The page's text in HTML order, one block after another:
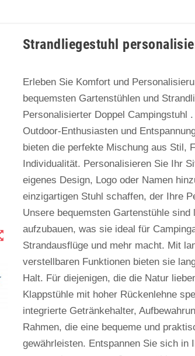
Strandliegestuhl
Erleben Sie Komfort und
bequemsten Gartenstühlen und
Personalisierter Doppel Campingstuhl
Outdoor-Enthusiasten und
bieten die perfekte Mischung aus Stil,
Individualität. Personalisieren Sie Ihr
eigenes Design, Logo oder Namen
einzigartigen Stuhl schaffen, der Ihre
Unsere bequemsten Gartenstühle
aufzubauen, was sie ideal für
Strandausflüge und mehr macht. Mit
verstellbaren Funktionen bieten sie
Halt. Für diejenigen, die die Natur
Klappstühle mit hoher Rückenlehne
integrierte Getränkehalter,
Rahmen, die eine bequeme und
gewährleisten. Entspannen Sie sich in